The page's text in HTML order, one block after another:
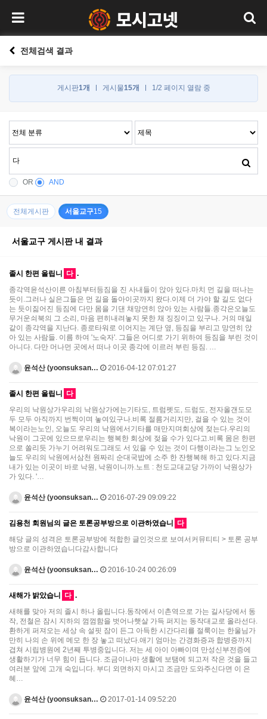
전체검색 결과
게시판1개 게시물15개 1/2 페이지 열람 중
OR AND
전체게시판 서울교구15
서울교구 게시판 내 결과
졸시 한편 올립니 다 .
종각역윤석산이른 아침부터등짐을 진 사내들이 앉아 있다.마치 먼 길을 떠나는
듯이.그러나 실은그들은 먼 길을 돌아이곳까지 왔다.이제 더 가야 할 길도 없다
는 듯이짊어진 등짐에 다만 몸을 기댄 채망연히 앉아 있는 사람들.종각은오늘도
무거운쇠북의 그 소리, 마음 편히내려놓지 못한 채 징징이고 있구나. 거의 매일
같이 종각역을 지난다. 종로타워로 이어지는 계단 옆, 등짐을 부리고 망연히 앉
아 있는 사람들. 이름 하여 '노숙자'. 그들은 어디로 가기 위하여 등짐을 부린 것이
아니다. 다만 머나먼 곳에서 떠나 이곳 종각에 이르러 부린 등짐. …
윤석산 (yoonsuksan… 2016-04-12 07:01:27
졸시 한편 올립니 다
우리의 낙원상가우리의 낙원상가에는기타도, 트럼펫도, 드럼도, 전자올갠도모
두 모두 아직까지 번쩍이며 놓여있구나.비록 절름거리지만, 걸을 수 있는 것이
복이라는노인, 오늘도 우리의 낙원에서기타를 매만지며회상에 젖는다.우리의
낙원이 그곳에 있으므로우리는 행복한 회상에 젖을 수가 있다고.비록 몸은 한편
으로 쏠리듯 가누기 어려워도그래도 서 있을 수 있는 것이 다행이라는그 노인오
늘도 우리의 낙원에서삼천 원짜리 순대국밥에 소주 한 잔행복해 하고 있다.지금
내가 있는 이곳이 바로 낙원, 낙원이니까.노트 : 천도교대교당 가까이 낙원상가
가 있다. '…
윤석산 (yoonsuksan… 2016-07-29 09:09:22
김용천 회원님의 글은 토론공부방으로 이관하였습니 다
해당 글의 성격은 토론공부방에 적합한 글인것으로 보여서커뮤티티 > 토론 공부
방으로 이관하였습니다감사합니다
윤석산 (yoonsuksan… 2016-10-24 00:26:09
새해가 밝았습니 다 .
새해를 맞아 저의 졸시 하나 올립니다.동작에서 이촌역으로 가는 길사당에서 동
작, 전철은 잠시 지하의 껌껌함을 벗어나햇살 가득 퍼지는 동작대교로 올라선다.
환하게 퍼져오는 세상 속 설핏 잠이 든그 아득한 시간다리를 절룩이는 한울님가
만히 나의 손 위에 메모 한 장 놓고 떠났다.애기 엄마는 간경화증과 합병증까지
겹쳐 시립병원에 2년째 투병중입니다. 저는 세 아이 아빠이며 만성신부전증에
생활하기가 너무 힘이 듭니다. 조금이나마 생활에 보탬에 되고저 작은 것을 들고
여러분 앞에 고개 숙입니다. 부디 외면하지 마시고 조금만 도와주신다면 이 은
혜…
윤석산 (yoonsuksan… 2017-01-14 09:52:20